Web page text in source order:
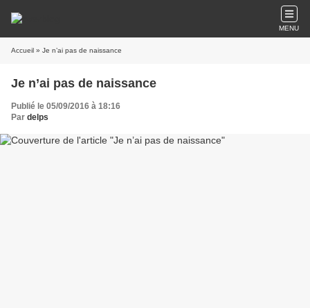
MENU
Accueil » Je n’ai pas de naissance
Je n’ai pas de naissance
Publié le 05/09/2016 à 18:16
Par delps